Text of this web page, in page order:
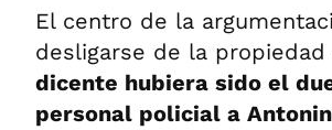
El centro de la
desligarse de la
dicente hubiera sido el
personal policial a